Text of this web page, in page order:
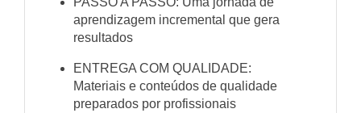
aprendizagem incremental que gera
resultados
ENTREGA COM QUALIDADE:
Materiais e conteúdos de qualidade
preparados por profissionais